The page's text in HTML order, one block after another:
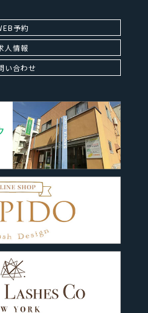
予約
人情報
い合わせ